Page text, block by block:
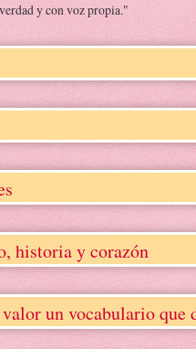
y con voz propia."
historia y corazón
un vocabulario que